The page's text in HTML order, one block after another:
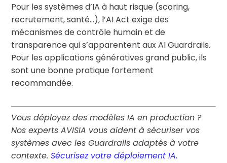
Pour les systèmes d’IA à haut risque (scoring,
recrutement, santé…), l’AI Act exige des
mécanismes de contrôle humain et de
transparence qui s’apparentent aux AI Guardrails.
Pour les applications génératives grand public, ils
sont une bonne pratique fortement
recommandée.
Vous déployez des modèles IA en production ?
Nos experts AVISIA vous aident à sécuriser vos
systèmes avec les Guardrails adaptés à votre
contexte.Sécurisez votre déploiement IA.